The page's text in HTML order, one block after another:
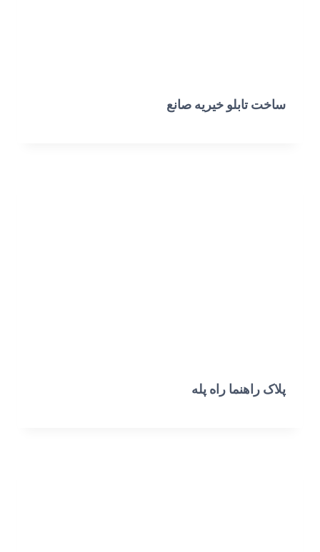
ساخت تابلو خیریه صانع
پلاک راهنما راه پله